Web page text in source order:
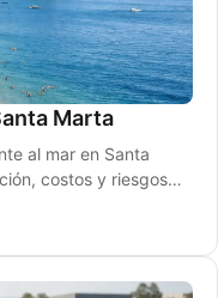
Marta
al mar en Santa
costos y riesgos